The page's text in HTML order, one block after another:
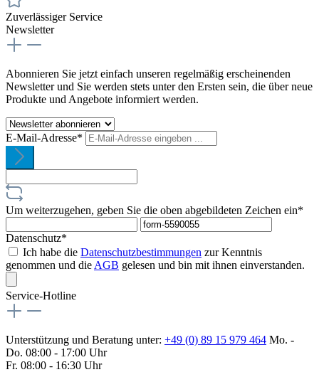
Zuverlässiger Service
Newsletter
Abonnieren Sie jetzt einfach unseren regelmäßig erscheinenden
Newsletter und Sie werden stets unter den Ersten sein, die über neue
Produkte und Angebote informiert werden.
E-Mail-Adresse*
Um weiterzugehen, geben Sie die oben abgebildeten Zeichen ein*
Datenschutz*
Ich habe die Datenschutzbestimmungen zur Kenntnis
genommen und die AGB gelesen und bin mit ihnen einverstanden.
Service-Hotline
Unterstützung und Beratung unter: +49 (0) 89 15 979 464 Mo. -
Do. 08:00 - 17:00 Uhr
Fr. 08:00 - 16:30 Uhr